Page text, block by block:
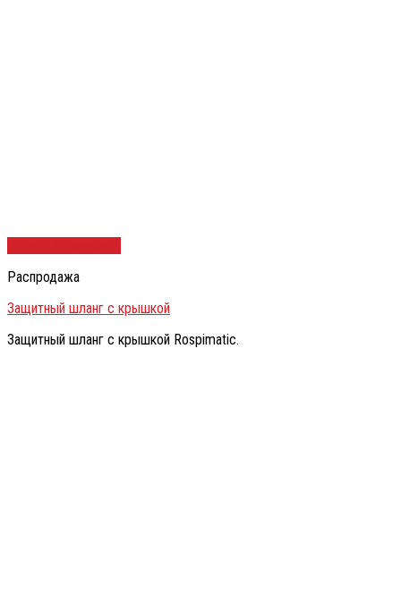
Распродажа
Защитный шланг с крышкой
Защитный шланг с крышкой Rospimatic.